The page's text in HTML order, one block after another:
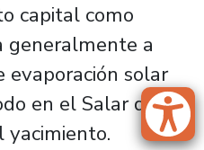
capital como
generalmente a
evaporación solar
en el Salar de
yacimiento.